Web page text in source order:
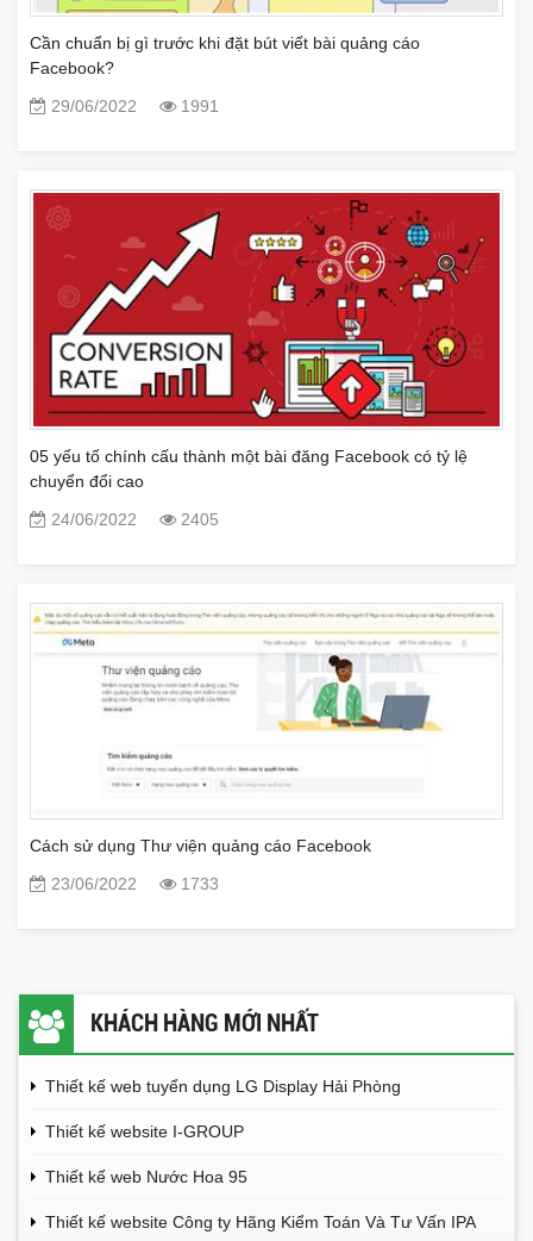
Cần chuẩn bị gì trước khi đặt bút viết bài quảng cáo
Facebook?
29/06/2022
1991
05 yếu tố chính cấu thành một bài đăng Facebook có tỷ lệ
chuyển đổi cao
24/06/2022
2405
Cách sử dụng Thư viện quảng cáo Facebook
23/06/2022
1733
KHÁCH HÀNG MỚI NHẤT
Thiết kế web tuyển dụng LG Display Hải Phòng
Thiết kế website I-GROUP
Thiết kế web Nước Hoa 95
Thiết kế website Công ty Hãng Kiểm Toán Và Tư Vấn IPA